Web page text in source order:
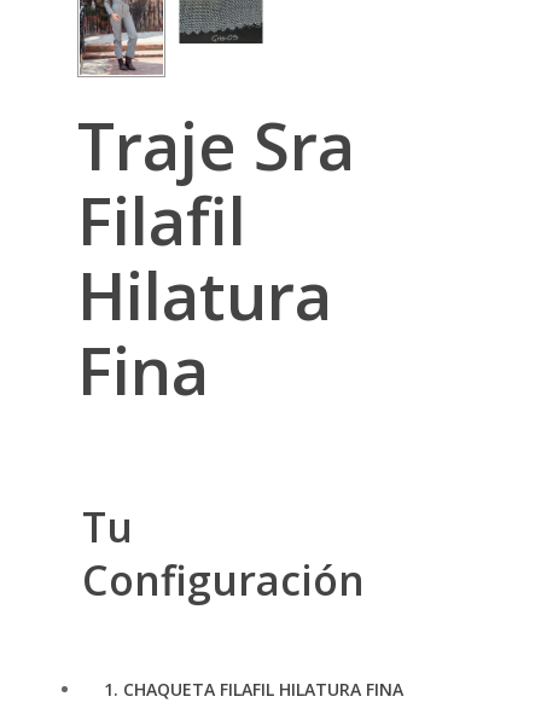
Traje Sra
Filafil
Hilatura
Fina
Tu
Configuración
1 CHAQUETA FILAFIL HILATURA FINA